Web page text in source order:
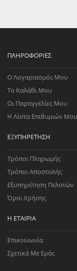
ΠΛΗΡΟΦΟΡΊΕΣ
Ο Λογαριασμός Μου
Το Καλάθι Μου
Οι Παραγγελίες Μου
Η Λίστα Επιθυμιών Μου
ΕΞΥΠΗΡΈΤΗΣΗ
Τρόποι Πληρωμής
Τρόποι Αποστολής
Εξυπηρέτηση Πελατών
Όροι Χρήσης
Η ΕΤΑΙΡΊΑ
Επικοινωνία
Σχετικά Με Εμάς